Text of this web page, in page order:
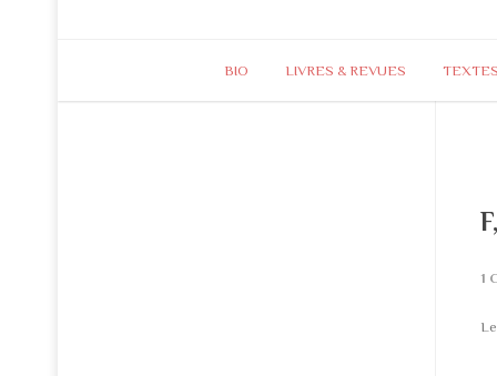
BIO LIVRES & REVUES
1